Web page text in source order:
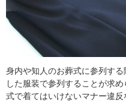
おすすめ
身内や知人のお葬式に参列す
した服装で参列することが求
式で着てはいけないマナー違